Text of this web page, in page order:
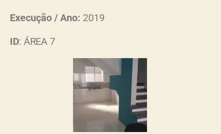
Execução / Ano: 2019
ID: ÁREA 7